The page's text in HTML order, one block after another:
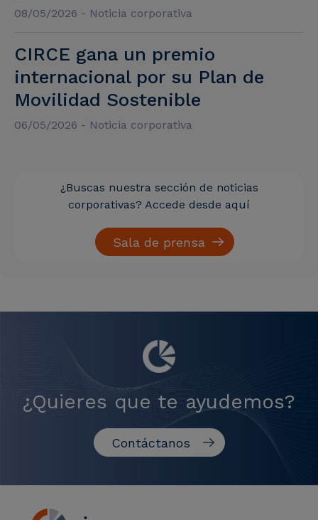
08/05/2026 - Noticia corporativa
CIRCE gana un premio
internacional por su Plan de
Movilidad Sostenible
06/05/2026 - Noticia corporativa
¿Buscas nuestra sección de noticias
corporativas? Accede desde aquí
Sala de prensa
¿Quieres que te ayudemos?
Contáctanos